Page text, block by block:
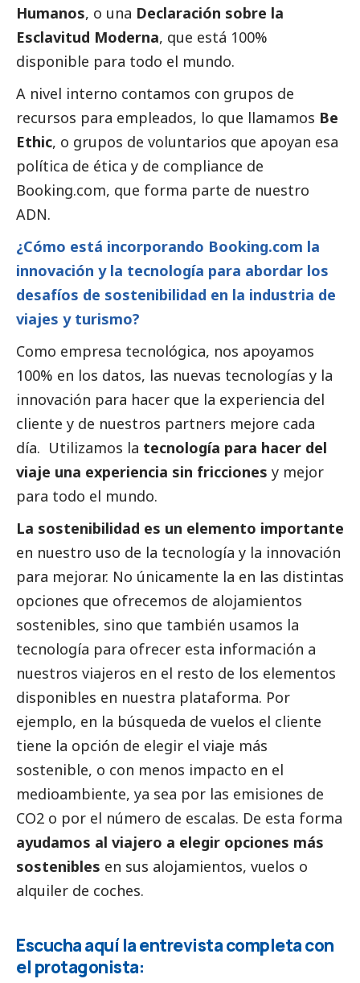
Humanos, o una Declaración sobre la
Esclavitud Moderna, que está 100%
disponible para todo el mundo.
A nivel interno contamos con grupos de
recursos para empleados, lo que llamamos Be
Ethic, o grupos de voluntarios que apoyan esa
política de ética y de compliance de
Booking.com, que forma parte de nuestro
ADN.
¿Cómo está incorporando Booking.com la
innovación y la tecnología para abordar los
desafíos de sostenibilidad en la industria de
viajes y turismo?
Como empresa tecnológica, nos apoyamos
100% en los datos, las nuevas tecnologías y la
innovación para hacer que la experiencia del
cliente y de nuestros partners mejore cada
día. Utilizamos la tecnología para hacer del
viaje una experiencia sin fricciones y mejor
para todo el mundo.
La sostenibilidad es un elemento importante
en nuestro uso de la tecnología y la innovación
para mejorar. No únicamente la en las distintas
opciones que ofrecemos de alojamientos
sostenibles, sino que también usamos la
tecnología para ofrecer esta información a
nuestros viajeros en el resto de los elementos
disponibles en nuestra plataforma. Por
ejemplo, en la búsqueda de vuelos el cliente
tiene la opción de elegir el viaje más
sostenible, o con menos impacto en el
medioambiente, ya sea por las emisiones de
CO2 o por el número de escalas. De esta forma
ayudamos al viajero a elegir opciones más
sostenibles en sus alojamientos, vuelos o
alquiler de coches.
Escucha aquí la entrevista completa con
el protagonista: